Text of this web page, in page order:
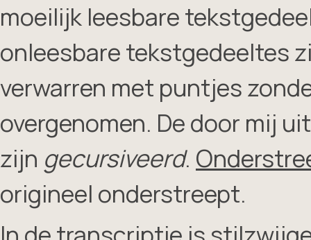
moeilijk leesbare
onleesbare tekstgedeeltes
verwarren met puntjes
overgenomen. De door mij
zijn gecursiveerd.
origineel onderstreept.